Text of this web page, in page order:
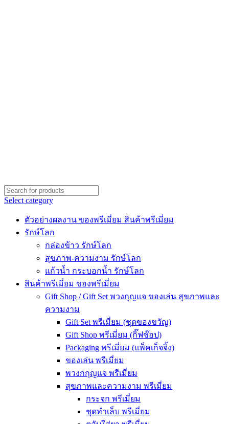
Select category
ตัวอย่างผลงาน ของพรีเมี่ยม สินค้าพรีเมี่ยม
รักษ์โลก
กล่องข้าว รักษ์โลก
สุขภาพ-ความงาม รักษ์โลก
แก้วน้ำ กระบอกน้ำ รักษ์โลก
สินค้าพรีเมี่ยม ของพรีเมี่ยม
Gift Shop / Gift Set พวงกุญแจ ของเล่น สุขภาพและ
ความงาม
Gift Set พรีเมี่ยม (ชุดของขวัญ)
Gift Shop พรีเมี่ยม (กิ๊ฟช๊อป)
Packaging พรีเมี่ยม (แพ็คเก็จจิ้ง)
ของเล่น พรีเมี่ยม
พวงกกุญแจ พรีเมี่ยม
สุขภาพและความงาม พรีเมี่ยม
กระจก พรีเมี่ยม
ชุดทำเล็บ พรีเมี่ยม